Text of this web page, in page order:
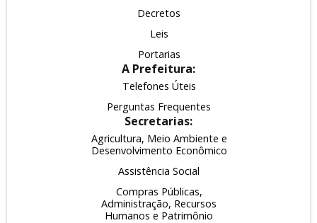
Decretos
Leis
Portarias
A Prefeitura:
Telefones Úteis
Perguntas Frequentes
Secretarias:
Agricultura, Meio Ambiente e
Desenvolvimento Econômico
Assistência Social
Compras Públicas,
Administração, Recursos
Humanos e Patrimônio